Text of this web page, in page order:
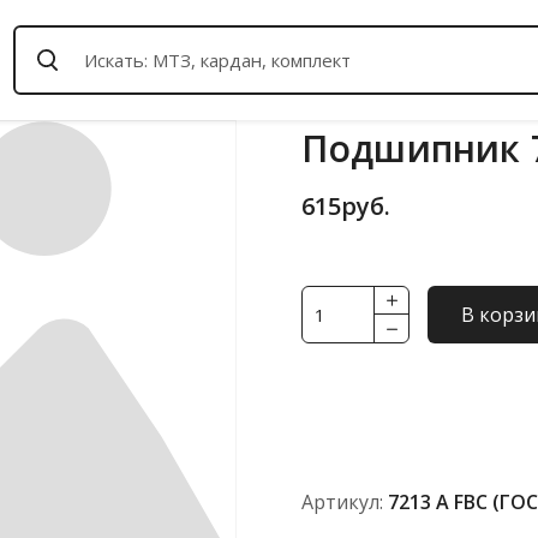
Подшипник
615руб.
Количество
товара
В
Артикул: 7213 А FBC